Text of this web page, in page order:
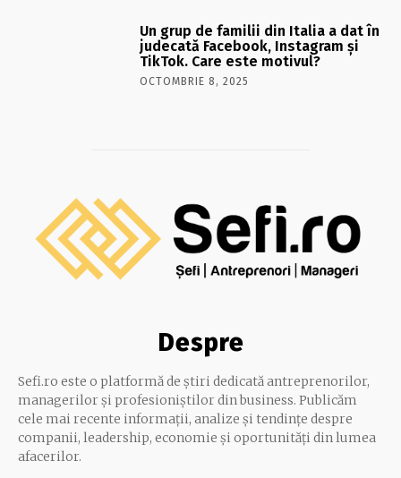
Un grup de familii din Italia a dat în
judecată Facebook, Instagram și
TikTok. Care este motivul?
OCTOMBRIE 8, 2025
Despre
Sefi.ro este o platformă de știri dedicată antreprenorilor,
managerilor și profesioniștilor din business. Publicăm
cele mai recente informații, analize și tendințe despre
companii, leadership, economie și oportunități din lumea
afacerilor.